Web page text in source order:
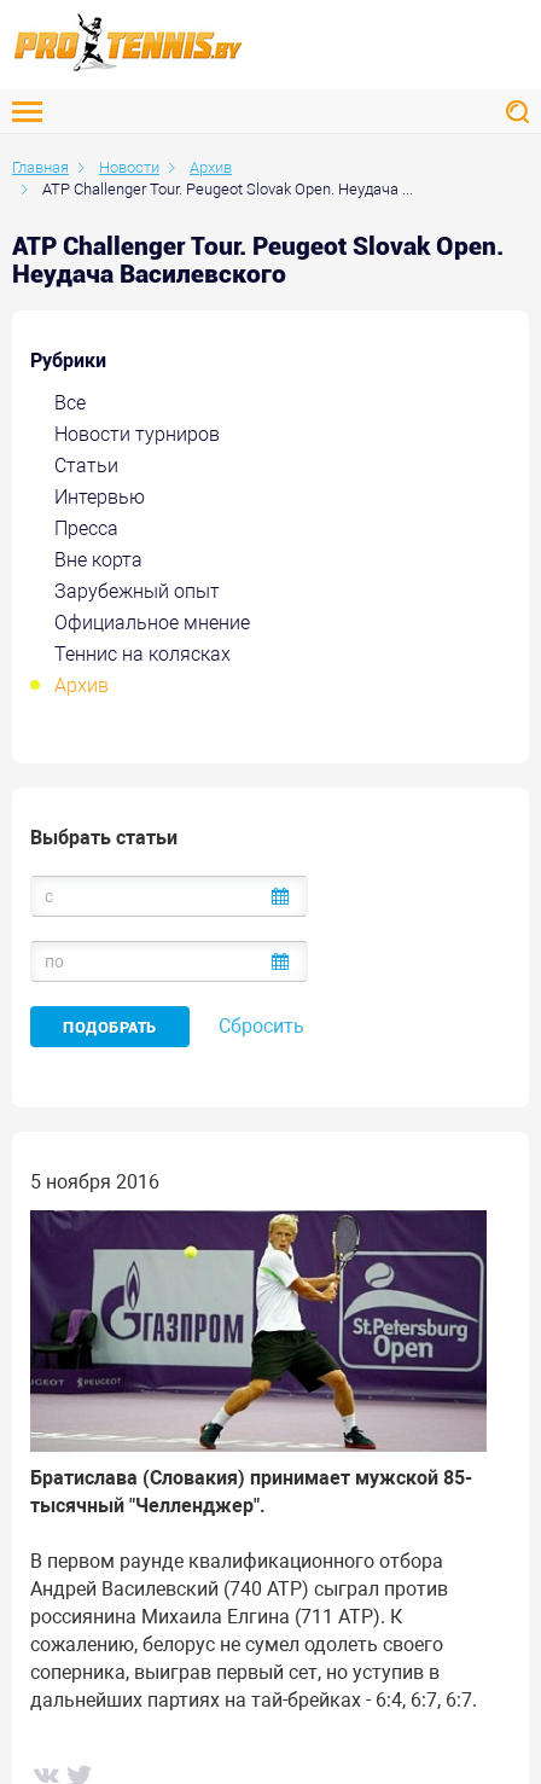
Главная Новости
Архив
ATP Challenger Tour. Peugeot Slovak Open. Неудача ...
ATP Challenger Tour. Peugeot Slovak Open.
Неудача Василевского
Рубрики
Все
Новости турниров
Статьи
Интервью
Пресса
Вне корта
Зарубежный опыт
Официальное мнение
Теннис на колясках
Архив
Выбрать статьи
Сбросить
5 ноября 2016
Братислава (Словакия) принимает мужской 85-
тысячный "Челленджер".
В первом раунде квалификационного отбора
Андрей Василевский (740 АТР) сыграл против
россиянина Михаила Елгина (711 АТР). К
сожалению, белорус не сумел одолеть своего
соперника, выиграв первый сет, но уступив в
дальнейших партиях на тай-брейках - 6:4, 6:7, 6:7.